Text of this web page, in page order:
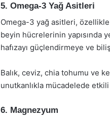
5. Omega-3 Yağ Asitleri
Omega-3 yağ asitleri,
beyin hücrelerinin yapısında
hafızayı güçlendirmeye ve
Balık, ceviz, chia tohumu ve
unutkanlıkla mücadelede
6. Magnezyum